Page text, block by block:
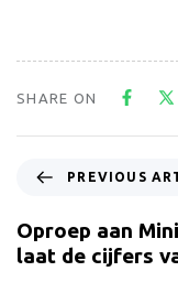
SHARE ON
PREVIOUS
Oproep aan
laat de cijfers